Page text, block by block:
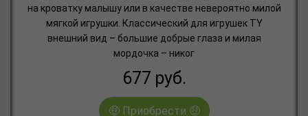
на кроватку малышу или в качестве невероятно милой
мягкой игрушки. Классический для игрушек TY
внешний вид – большие добрые глаза и милая
мордочка – никог
677 руб.
🤑 Приобрести 🤑